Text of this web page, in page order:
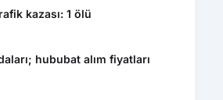
kazası: 1 ölü
hububat alım fiyatları